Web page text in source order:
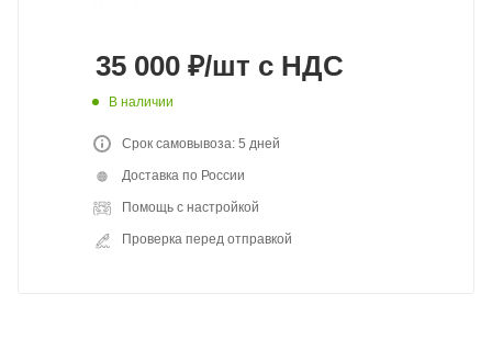
35 000 ₽/шт с НДС
В наличии
Срок самовывоза: 5 дней
Доставка по России
Помощь с настройкой
Проверка перед отправкой